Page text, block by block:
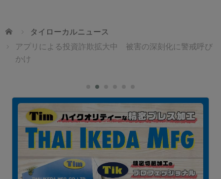
ホーム
タイローカルニュース
アプリによる投資詐欺拡大中 被害の深刻化に警戒呼び
かけ